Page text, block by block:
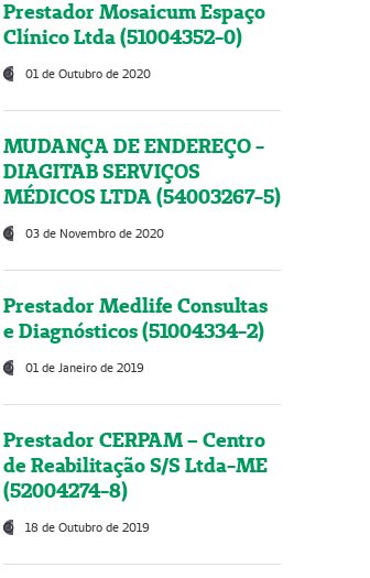
Prestador Mosaicum Espaço
Clínico Ltda (51004352-0)
01 de Outubro de 2020
MUDANÇA DE ENDEREÇO -
DIAGITAB SERVIÇOS
MÉDICOS LTDA (54003267-5)
03 de Novembro de 2020
Prestador Medlife Consultas
e Diagnósticos (51004334-2)
01 de Janeiro de 2019
Prestador CERPAM – Centro
de Reabilitação S/S Ltda-ME
(52004274-8)
18 de Outubro de 2019